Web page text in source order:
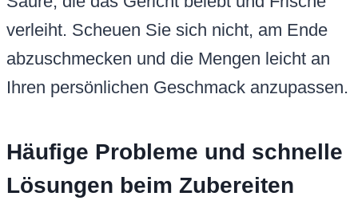
verleiht. Scheuen Sie sich nicht, am Ende
abzuschmecken und die Mengen leicht an
Ihren persönlichen Geschmack anzupassen.
Häufige Probleme und schnelle
Lösungen beim Zubereiten